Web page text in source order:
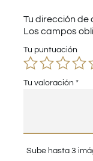
Tu dirección de
Los campos
Tu puntuación
Tu valoración *
Sube hasta 3